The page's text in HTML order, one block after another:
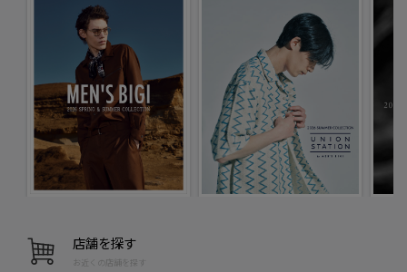
店舗を探す
お近くの店舗を探す